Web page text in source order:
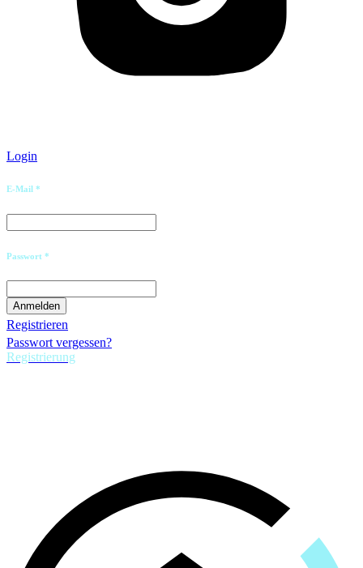
Login
E-Mail *
Passwort *
Registrieren
Passwort vergessen?
Registrierung